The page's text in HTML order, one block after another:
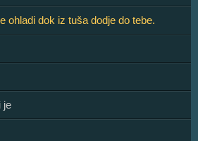
ohladi dok iz tuša dodje do tebe.
je